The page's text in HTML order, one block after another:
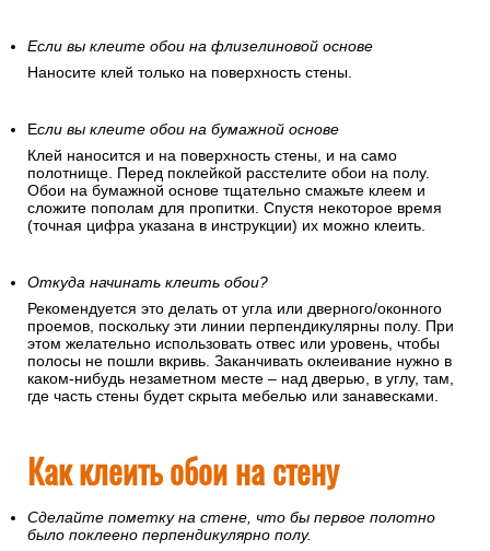
Если вы клеите обои на флизелиновой основе
Наносите клей только на поверхность стены.
Если вы клеите обои на бумажной основе
Клей наносится и на поверхность стены, и на само
полотнище. Перед поклейкой расстелите обои на полу.
Обои на бумажной основе тщательно смажьте клеем и
сложите пополам для пропитки. Спустя некоторое время
(точная цифра указана в инструкции) их можно клеить.
Откуда начинать клеить обои?
Рекомендуется это делать от угла или дверного/оконного
проемов, поскольку эти линии перпендикулярны полу. При
этом желательно использовать отвес или уровень, чтобы
полосы не пошли вкривь. Заканчивать оклеивание нужно в
каком-нибудь незаметном месте – над дверью, в углу, там,
где часть стены будет скрыта мебелью или занавесками.
Как клеить обои на стену
Сделайте пометку на стене, что бы первое полотно
было поклеено перпендикулярно полу.